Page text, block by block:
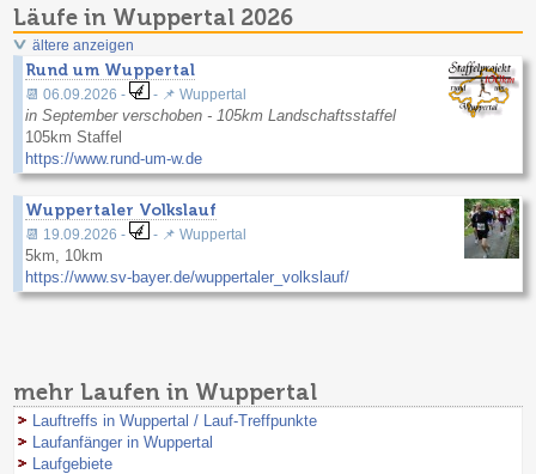
Läufe in Wuppertal 2026
ältere anzeigen
Rund um Wuppertal
📆 06.09.2026 - - 📌 Wuppertal
in September verschoben - 105km Landschaftsstaffel
105km Staffel
https://www.rund-um-w.de
Wuppertaler Volkslauf
📆 19.09.2026 - - 📌 Wuppertal
5km, 10km
https://www.sv-bayer.de/wuppertaler_volkslauf/
mehr Laufen in Wuppertal
Lauftreffs in Wuppertal / Lauf-Treffpunkte
Laufanfänger in Wuppertal
Laufgebiete